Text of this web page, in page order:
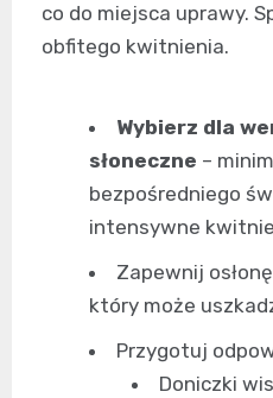
co do miejsca uprawy.
obfitego kwitnienia.
Wybierz dla
słoneczne –
bezpośredniego
intensywne
Zapewnij
który może
Przygotuj
Doniczki